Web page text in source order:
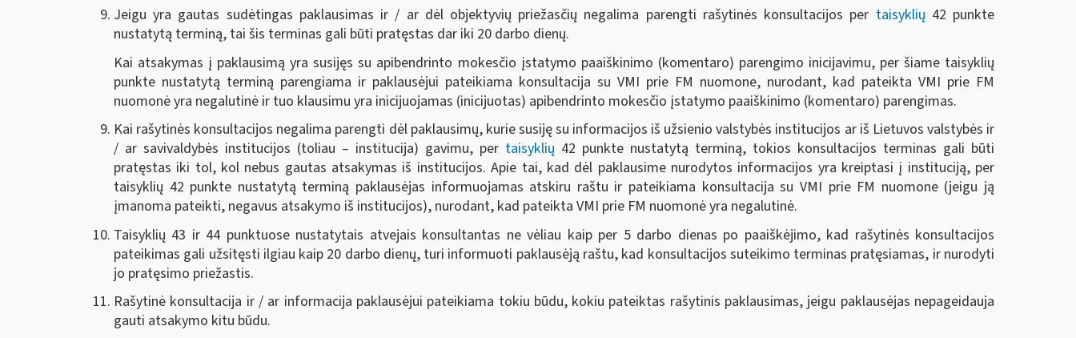
Jeigu yra gautas sudėtingas paklausimas ir / ar dėl objektyvių priežasčių negalima parengti rašytinės konsultacijos per taisyklių 42 punkte
nustatytą terminą, tai šis terminas gali būti pratęstas dar iki 20 darbo dienų.
Kai atsakymas į paklausimą yra susijęs su apibendrinto mokesčio įstatymo paaiškinimo (komentaro) parengimo inicijavimu, per šiame taisyklių
punkte nustatytą terminą parengiama ir paklausėjui pateikiama konsultacija su VMI prie FM nuomone, nurodant, kad pateikta VMI prie FM
nuomonė yra negalutinė ir tuo klausimu yra inicijuojamas (inicijuotas) apibendrinto mokesčio įstatymo paaiškinimo (komentaro) parengimas.
Kai rašytinės konsultacijos negalima parengti dėl paklausimų, kurie susiję su informacijos iš užsienio valstybės institucijos ar iš Lietuvos valstybės ir
/ ar savivaldybės institucijos (toliau – institucija) gavimu, per taisyklių 42 punkte nustatytą terminą, tokios konsultacijos terminas gali būti
pratęstas iki tol, kol nebus gautas atsakymas iš institucijos. Apie tai, kad dėl paklausime nurodytos informacijos yra kreiptasi į instituciją, per
taisyklių 42 punkte nustatytą terminą paklausėjas informuojamas atskiru raštu ir pateikiama konsultacija su VMI prie FM nuomone (jeigu ją
įmanoma pateikti, negavus atsakymo iš institucijos), nurodant, kad pateikta VMI prie FM nuomonė yra negalutinė.
Taisyklių 43 ir 44 punktuose nustatytais atvejais konsultantas ne vėliau kaip per 5 darbo dienas po paaiškėjimo, kad rašytinės konsultacijos
pateikimas gali užsitęsti ilgiau kaip 20 darbo dienų, turi informuoti paklausėją raštu, kad konsultacijos suteikimo terminas pratęsiamas, ir nurodyti
jo pratęsimo priežastis.
Rašytinė konsultacija ir / ar informacija paklausėjui pateikiama tokiu būdu, kokiu pateiktas rašytinis paklausimas, jeigu paklausėjas nepageidauja
gauti atsakymo kitu būdu.